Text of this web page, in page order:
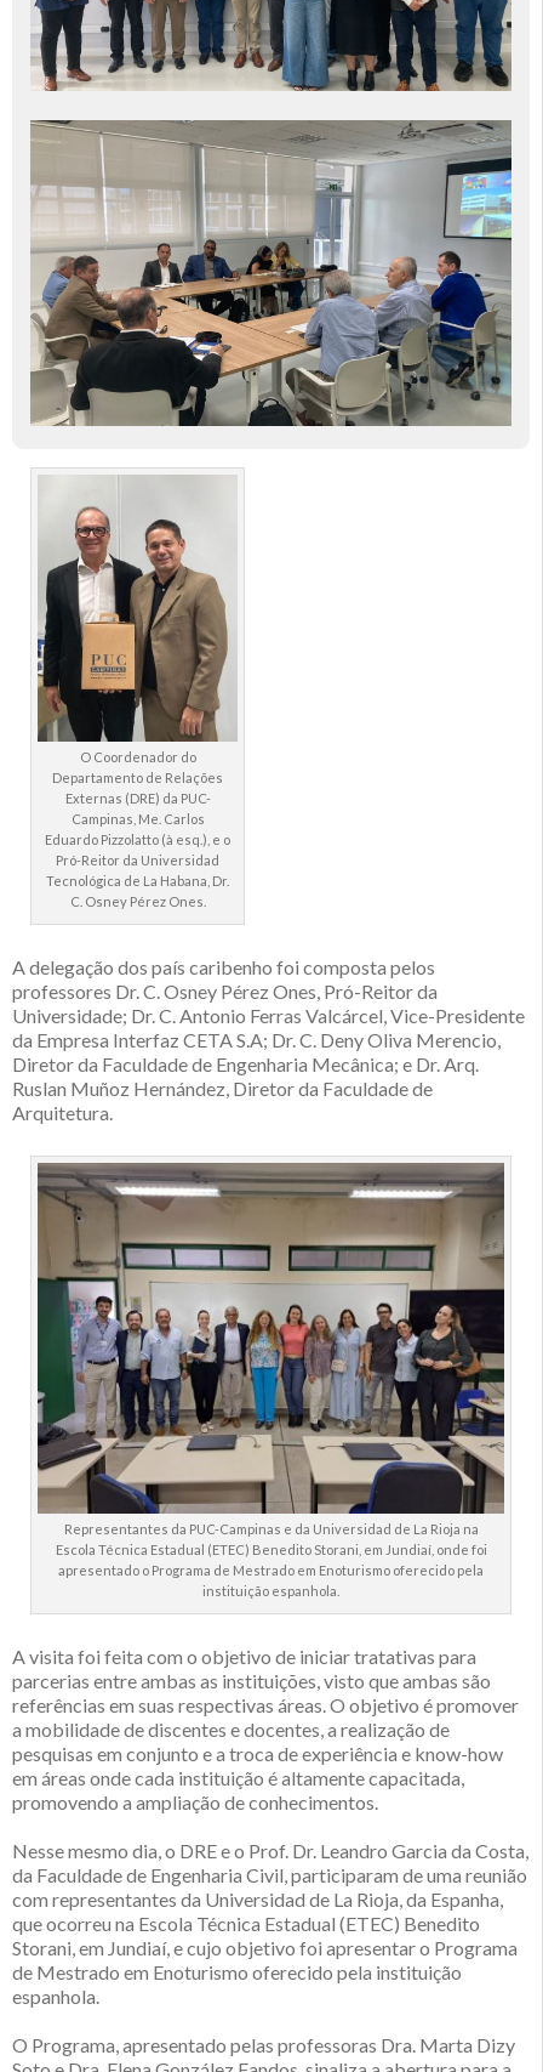
O Coordenador do
Departamento de Relações
Externas (DRE) da PUC-
Campinas, Me. Carlos
Eduardo Pizzolatto (à esq.), e o
Pró-Reitor da Universidad
Tecnológica de La Habana, Dr.
C. Osney Pérez Ones.
A delegação dos país caribenho foi composta pelos
professores Dr. C. Osney Pérez Ones, Pró-Reitor da
Universidade; Dr. C. Antonio Ferras Valcárcel, Vice-Presidente
da Empresa Interfaz CETA S.A; Dr. C. Deny Oliva Merencio,
Diretor da Faculdade de Engenharia Mecânica; e Dr. Arq.
Ruslan Muñoz Hernández, Diretor da Faculdade de
Arquitetura.
Representantes da PUC-Campinas e da Universidad de La Rioja na
Escola Técnica Estadual (ETEC) Benedito Storani, em Jundiaí, onde foi
apresentado o Programa de Mestrado em Enoturismo oferecido pela
instituição espanhola.
A visita foi feita com o objetivo de iniciar tratativas para
parcerias entre ambas as instituições, visto que ambas são
referências em suas respectivas áreas. O objetivo é promover
a mobilidade de discentes e docentes, a realização de
pesquisas em conjunto e a troca de experiência e know-how
em áreas onde cada instituição é altamente capacitada,
promovendo a ampliação de conhecimentos.
Nesse mesmo dia, o DRE e o Prof. Dr. Leandro Garcia da Costa,
da Faculdade de Engenharia Civil, participaram de uma reunião
com representantes da Universidad de La Rioja, da Espanha,
que ocorreu na Escola Técnica Estadual (ETEC) Benedito
Storani, em Jundiaí, e cujo objetivo foi apresentar o Programa
de Mestrado em Enoturismo oferecido pela instituição
espanhola.
O Programa, apresentado pelas professoras Dra. Marta Dizy